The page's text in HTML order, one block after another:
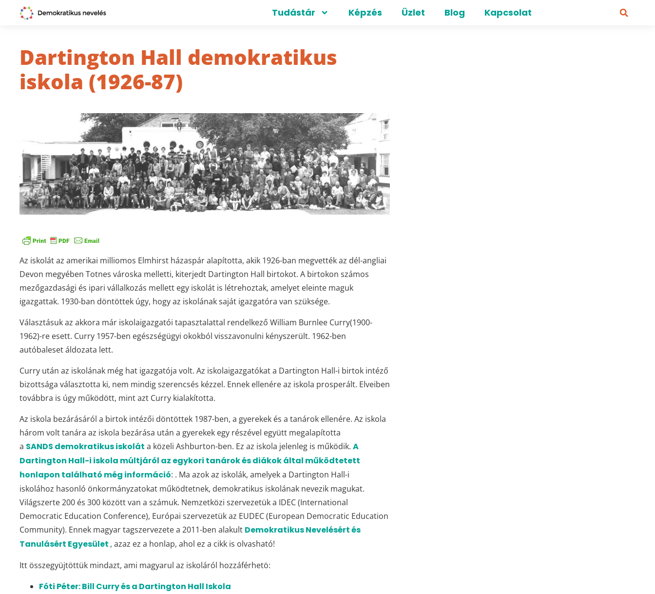
Tudástár Képzés Üzlet Blog Kapcsolat
Dartington Hall demokratikus
iskola (1926-87)
Az iskolát az amerikai milliomos Elmhirst házaspár alapította, akik 1926-ban megvették az dél-angliai
Devon megyében Totnes városka melletti, kiterjedt Dartington Hall birtokot. A birtokon számos
mezőgazdasági és ipari vállalkozás mellett egy iskolát is létrehoztak, amelyet eleinte maguk
igazgattak. 1930-ban döntöttek úgy, hogy az iskolának saját igazgatóra van szüksége.
Választásuk az akkora már iskolaigazgatói tapasztalattal rendelkező William Burnlee Curry(1900-
1962)-re esett. Curry 1957-ben egészségügyi okokból visszavonulni kényszerült. 1962-ben
autóbaleset áldozata lett.
Curry után az iskolának még hat igazgatója volt. Az iskolaigazgatókat a Dartington Hall-i birtok intéző
bizottsága választotta ki, nem mindig szerencsés kézzel. Ennek ellenére az iskola prosperált. Elveiben
továbbra is úgy működött, mint azt Curry kialakította.
Az iskola bezárásáról a birtok intézői döntöttek 1987-ben, a gyerekek és a tanárok ellenére. Az iskola
három volt tanára az iskola bezárása után a gyerekek egy részével együtt megalapította
a SANDS demokratikus iskolát a közeli Ashburton-ben. Ez az iskola jelenleg is működik. A
Dartington Hall-i iskola múltjáról az egykori tanárok és diákok által működtetett
honlapon található még információ: . Ma azok az iskolák, amelyek a Dartington Hall-i
iskolához hasonló önkormányzatokat működtetnek, demokratikus iskolának nevezik magukat.
Világszerte 200 és 300 között van a számuk. Nemzetközi szervezetük a IDEC (International
Democratic Education Conference), Európai szervezetük az EUDEC (European Democratic Education
Community). Ennek magyar tagszervezete a 2011-ben alakult Demokratikus Nevelésért és
Tanulásért Egyesület , azaz ez a honlap, ahol ez a cikk is olvasható!
Itt összegyüjtöttük mindazt, ami magyarul az iskoláról hozzáférhetö:
Fóti Péter: Bill Curry és a Dartington Hall Iskola